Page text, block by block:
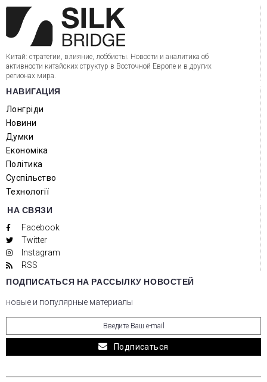
Китай: стратегии, влияние, лоббисты. Новости и аналитика об
активности китайских структур в Восточной Европе и в других
регионах мира.
НАВИГАЦИЯ
Лонгріди
Новини
Думки
Економіка
Політика
Суспільство
Технології
НА СВЯЗИ
Facebook
Twitter
Instagram
RSS
ПОДПИСАТЬСЯ НА РАССЫЛКУ НОВОСТЕЙ
новые и популярные материалы
Подписаться